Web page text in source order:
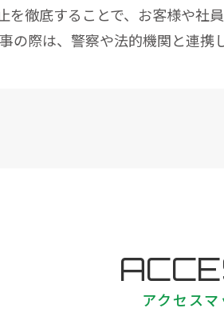
徹底することで、お客様や
の際は、警察や法的機関と連携
アクセスマ